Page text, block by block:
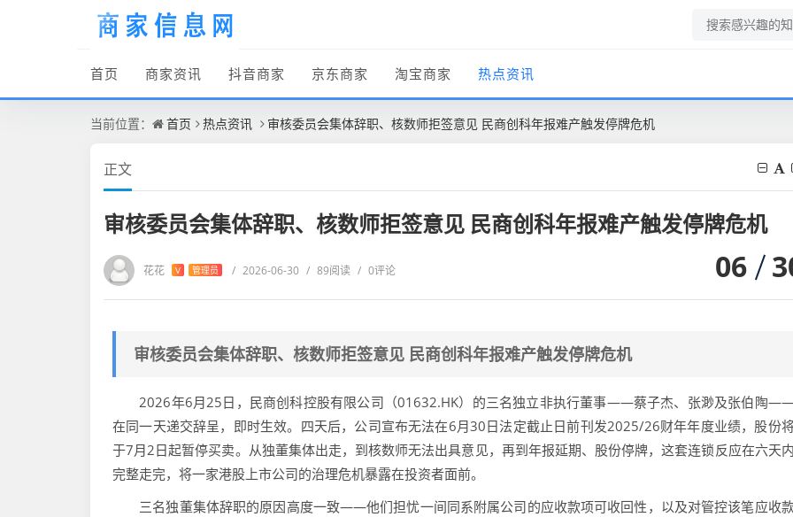
首页 商家资讯 抖音商家 京东商家 淘宝商家 热点资讯
当前位置： 首页 热点资讯 审核委员会集体辞职、核数师拒签意见 民商创科年报难产触发停牌危机
正文
审核委员会集体辞职、核数师拒签意见 民商创科年报难产触发停牌危机
花花 V 管理员 / 2026-06-30 / 89阅读 / 0评论 06
审核委员会集体辞职、核数师拒签意见 民商创科年报难产触发停牌危机
2026年6月25日，民商创科控股有限公司（01632.HK）的三名独立非执行董事——蔡子杰、张渺及张伯陶
在同一天递交辞呈，即时生效。四天后，公司宣布无法在6月30日法定截止日前刊发2025/26财年年度业绩，股份
于7月2日起暂停买卖。从独董集体出走，到核数师无法出具意见，再到年报延期、股份停牌，这套连锁反应在六天内
完整走完，将一家港股上市公司的治理危机暴露在投资者面前。
三名独董集体辞职的原因高度一致——他们担忧一间同系附属公司的应收款项可收回性，以及对管控该笔应收